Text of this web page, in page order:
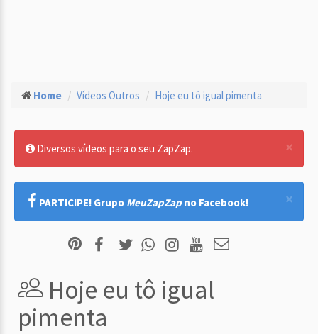
Home Vídeos Outros Hoje eu tô igual pimenta
×
Diversos vídeos para o seu ZapZap.
×
PARTICIPE! Grupo MeuZapZap no Facebook!
Hoje eu tô igual
pimenta